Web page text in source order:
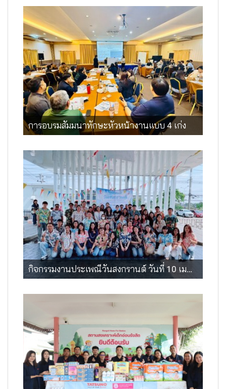
การอบรมสัมมนาทักษะหัวหน้างานแบบ 4 เก่ง
กิจกรรมงานประเพณีวันสงกรานต์ วันที่ 10 เมษายน 2569